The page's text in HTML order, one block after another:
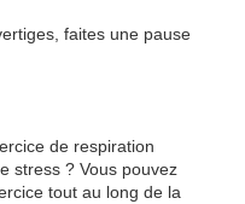
faites une pause
de respiration
stress ? Vous pouvez
tout au long de la